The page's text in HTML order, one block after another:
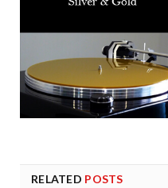
RELATED POSTS